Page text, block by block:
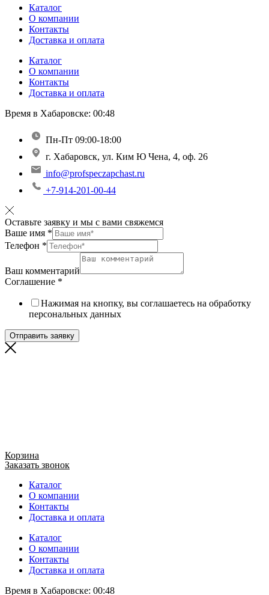
Каталог
О компании
Контакты
Доставка и оплата
Каталог
О компании
Контакты
Доставка и оплата
Время в Хабаровске: 00:48
Пн-Пт 09:00-18:00
г. Хабаровск, ул. Ким Ю Чена, 4, оф. 26
info@profspeczapchast.ru
+7-914-201-00-44
Оставьте заявку и мы с вами свяжемся
Ваше имя *
Телефон *
Ваш комментарий
Соглашение *
Нажимая на кнопку, вы соглашаетесь на обработку
персональных данных
Отправить заявку
Корзина
Заказать звонок
Каталог
О компании
Контакты
Доставка и оплата
Каталог
О компании
Контакты
Доставка и оплата
Время в Хабаровске: 00:48